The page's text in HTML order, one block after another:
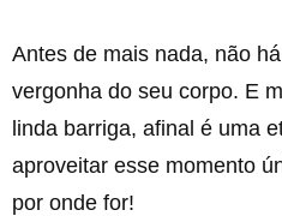
Antes de mais nada, não
vergonha do seu corpo. E
linda barriga, afinal é uma
aproveitar esse momento
por onde for!